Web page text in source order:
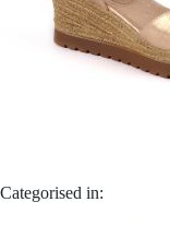
Categorised in: